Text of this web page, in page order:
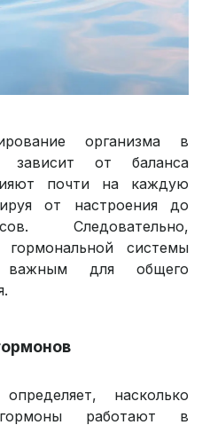
организма в
зависит от баланса
почти на каждую
от настроения до
Следовательно,
системы
важным для общего
насколько
работают в